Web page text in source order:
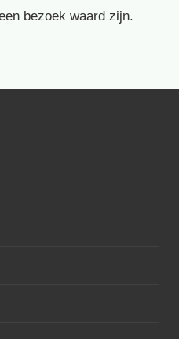
bezoek waard zijn.